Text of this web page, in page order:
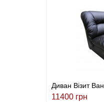
Диван Візит Ван
11400 грн